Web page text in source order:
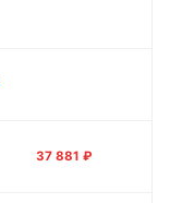
37 881 ₽